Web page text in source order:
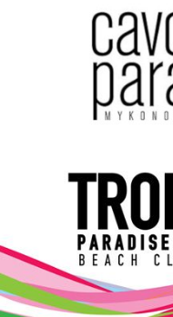
Elections 2023